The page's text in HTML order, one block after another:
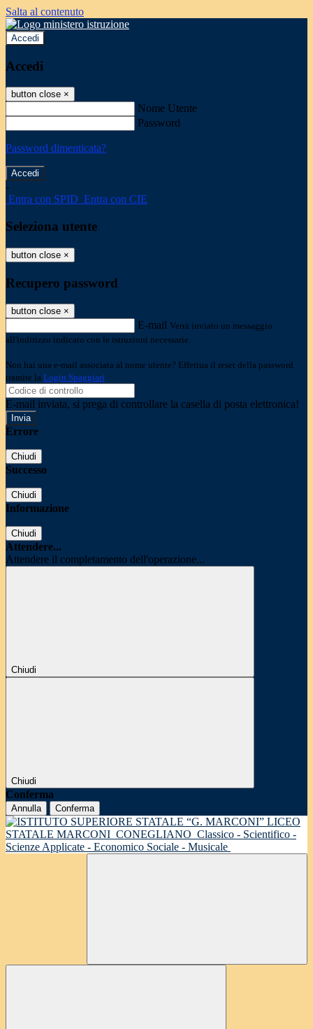
Salta al contenuto
Accedi
Accedi
button close ×
Nome Utente
Password
Password dimenticata?
-
Entra con SPID Entra con CIE
Seleziona utente
button close ×
Recupero password
button close ×
E-mail Verrà inviato un messaggio
all'indirizzo indicato con le istruzioni necessarie.
Non hai una e-mail associata al nome utente? Effettua il reset della password
tramite la Login Spaggiari
E-mail inviata, si prega di controllare la casella di posta elettronica!
Errore
Chiudi
Successo
Chiudi
Informazione
Chiudi
Attendere...
Attendere il completamento dell'operazione...
Chiudi
Chiudi
Conferma
Annulla Conferma
LICEO
STATALE MARCONI CONEGLIANO Classico - Scientifico -
Scienze Applicate - Economico Sociale - Musicale